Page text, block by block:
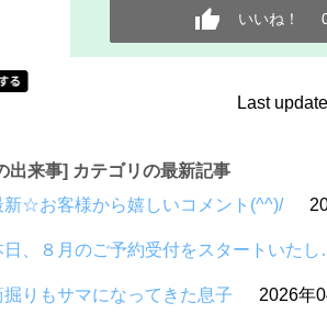
いいね！
Last
出来事] カテゴリの最新記事
新☆お客様から嬉しいコメント(^^)/
日、８月のご予約受付をスタートいた
掘りもサマになってきた息子 2026年